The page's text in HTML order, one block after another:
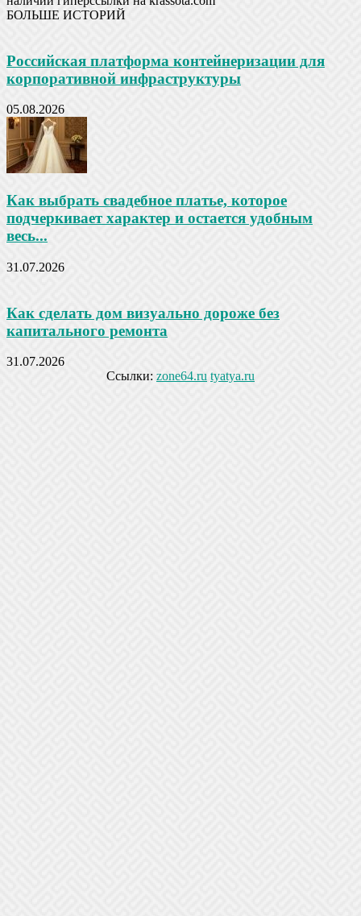
БОЛЬШЕ ИСТОРИЙ
Российская платформа контейнеризации для
корпоративной инфраструктуры
05.08.2026
Как выбрать свадебное платье, которое
подчеркивает характер и остается удобным
весь...
31.07.2026
Как сделать дом визуально дороже без
капитального ремонта
31.07.2026
Ссылки: zone64.ru tyatya.ru